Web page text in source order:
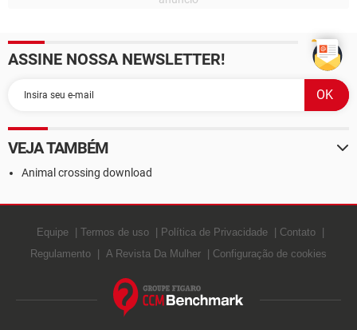
ASSINE NOSSA NEWSLETTER!
VEJA TAMBÉM
Animal crossing download
Equipe Termos de uso Política de Privacidade
Contato
Regulamento
A Revista Da Mulher Configuração de cookies